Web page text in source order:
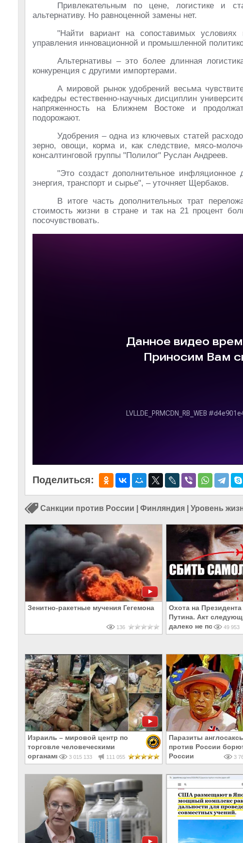
Привлекательным по цене, логистике и
альтернативу. Но равноценной замены нет.
"Найти вариант на сопоставимых условиях
управления инновационной и промышленной
Альтернативы – это более длинная
конкуренция с другими импортерами.
А мировой рынок удобрений весьма
кафедры естественно-научных дисциплин
напряженность на Ближнем Востоке и
подорожают.
Удобрения – одна из ключевых статей
зерно, овощи, корма и, как следствие, мясо-
консалтинговой группы "Полилог" Руслан Андреев.
"Это создаст дополнительное
энергия, транспорт и сырье", – уточняет Щербаков.
В итоге часть дополнительных трат
стоимость жизни в стране и так на 21 процент
посочувствовать.
Поделиться:
Санкции против России Финляндия Уровень
Зенитно-ракетные мучения Гегемона
136
Охота на
Путина. Акт
далеко не последний
49 953
Израиль – мировой центр по
торговле человеческими
органами
3 015 133 111 055
Паразиты
против России
России
3